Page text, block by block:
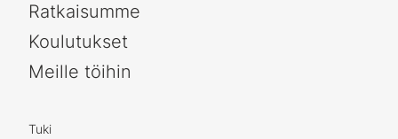
Ratkaisumme
Koulutukset
Meille töihin
Tuki